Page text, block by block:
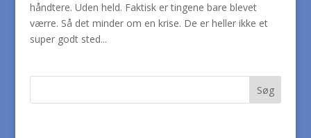
håndtere. Uden held. Faktisk er tingene bare blevet
værre. Så det minder om en krise. De er heller ikke et
super godt sted...